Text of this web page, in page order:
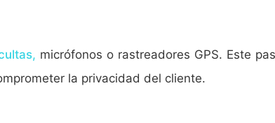
micrófonos o rastreadores GPS. Este
la privacidad del cliente.